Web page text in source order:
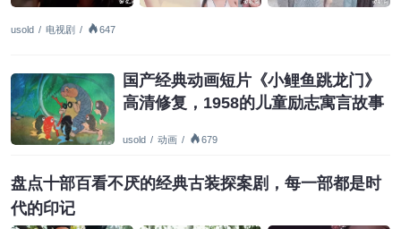
usold / 电视剧 / 647
国产经典动画短片《小鲤鱼跳龙门》
高清修复，1958的儿童励志寓言故事
usold / 动画 / 679
盘点十部百看不厌的经典古装探案剧，每一部都是时
代的印记